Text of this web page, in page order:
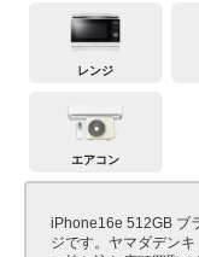
レンジ
エアコン
iPhone16e 512GB ブ
ジです。ヤマダデン